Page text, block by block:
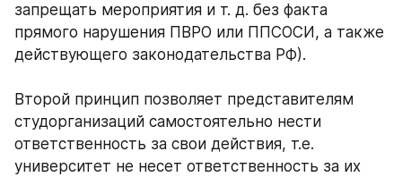
запрещать мероприятия и т. д. без факта
прямого нарушения ПВРО или ППСОСИ, а также
действующего законодательства РФ).
Второй принцип позволяет представителям
студорганизаций самостоятельно нести
ответственность за свои действия, т.е.
университет не несет ответственность за их